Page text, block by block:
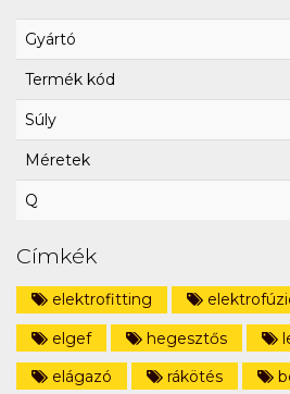
Gyártó
Termék kód
Súly
Méretek
Q
Címkék
elektrofitting
elgef
hegesztős
elágazó
rákötés